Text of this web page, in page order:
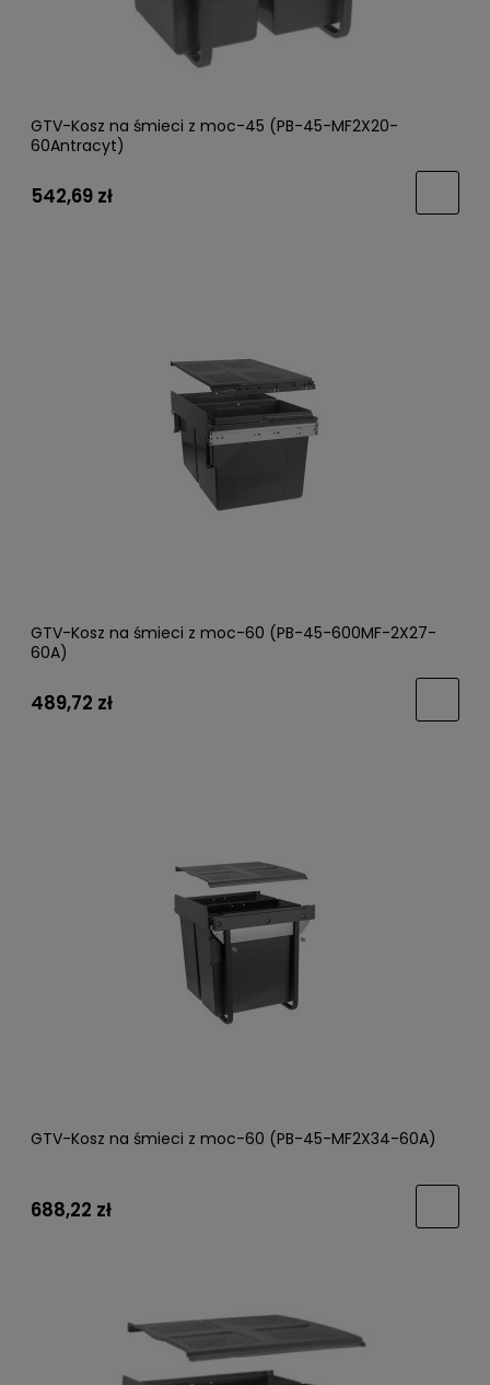
GTV-Kosz na śmieci z moc-45 (PB-45-MF2X20-
60Antracyt)
542,69 zł
GTV-Kosz na śmieci z moc-60 (PB-45-600MF-2X27-
60A)
489,72 zł
GTV-Kosz na śmieci z moc-60 (PB-45-MF2X34-60A)
688,22 zł